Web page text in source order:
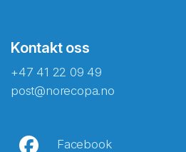
Kontakt oss
+47 41 22 09 49
post@norecopa.no
Facebook